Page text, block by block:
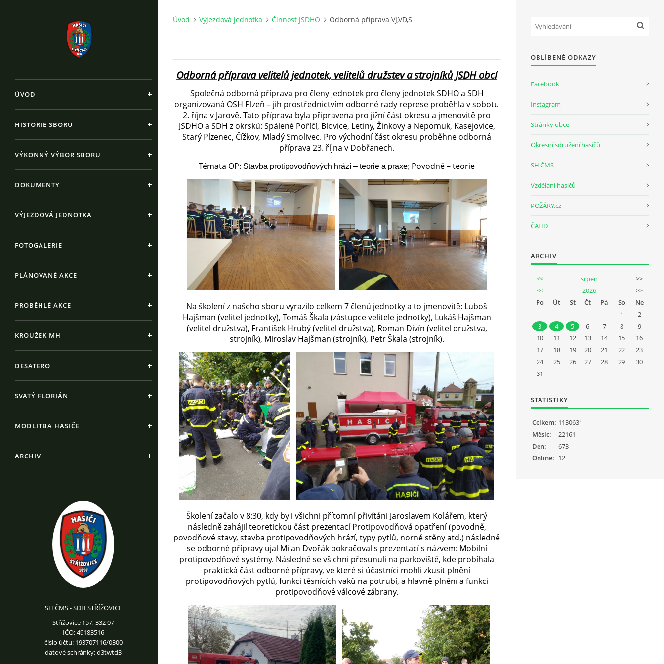
ÚVOD
HISTORIE SBORU
VÝKONNÝ VÝBOR SBORU
DOKUMENTY
VÝJEZDOVÁ JEDNOTKA
FOTOGALERIE
PLÁNOVANÉ AKCE
PROBĚHLÉ AKCE
KROUŽEK MH
DESATERO
SVATÝ FLORIÁN
MODLITBA HASIČE
ARCHIV
SH ČMS - SDH STŘÍŽOVICE
Střížovice 157, 332 07
IČO: 49183516
číslo účtu: 193707116/0300
datové schránky: d3twtd3
Úvod Výjezdová jednotka Činnost JSDHO Odborná příprava VJ,VD,S
Odborná příprava velitelů jednotek, velitelů družstev a strojníků JSDH obcí
Společná odborná příprava pro členy jednotek pro členy jednotek SDHO a SDH
organizovaná OSH Plzeň – jih prostřednictvím odborné rady represe proběhla v sobotu
2. října v Jarově. Tato příprava byla připravena pro jižní část okresu a jmenovitě pro
JSDHO a SDH z okrsků: Spálené Poříčí, Blovice, Letiny, Žinkovy a Nepomuk, Kasejovice,
Starý Plzenec, Čížkov, Mladý Smolivec. Pro východní část okresu proběhne odborná
příprava 23. října v Dobřanech.
Témata OP: Stavba protipovodňových hrází – teorie a praxe; Povodně – teorie
Na školení z našeho sboru vyrazilo celkem 7 členů jednotky a to jmenovitě: Luboš
Hajšman (velitel jednotky), Tomáš Škala (zástupce velitele jednotky), Lukáš Hajšman
(velitel družstva), František Hrubý (velitel družstva), Roman Divín (velitel družstva,
strojník), Miroslav Hajšman (strojník), Petr Škala (strojník).
Školení začalo v 8:30, kdy byli všichni přítomní přivítáni Jaroslavem Kolářem, který
následně zahájil teoretickou část prezentací Protipovodňová opatření (povodně,
povodňové stavy, stavba protipovodňových hrází, typy pytlů, norné stěny atd.) následně
se odborné přípravy ujal Milan Dvořák pokračoval s prezentací s názvem: Mobilní
protipovodňové systémy. Následně se všichni přesunuli na parkoviště, kde probíhala
praktická část odborné přípravy, ve které si účastníci mohli zkusit plnění
protipovodňových pytlů, funkci těsnících vaků na potrubí, a hlavně plnění a funkci
protipovodňové válcové zábrany.
OBLÍBENÉ ODKAZY
Facebook
Instagram
Stránky obce
Okresní sdružení hasičů
SH ČMS
Vzdělání hasičů
POŽÁRY.cz
ČAHD
ARCHIV
<< srpen
>>
<<
2026
>>
Po
Út St Čt Pá So
Ne
1
2
3
4 5 6 7 8
9
10
11 12 13 14 15
16
17
18 19 20 21 22
23
24
25 26 27 28 29
30
31
STATISTIKY
Online: 12
Celkem: 1130631
Měsíc:
22161
Den:
673